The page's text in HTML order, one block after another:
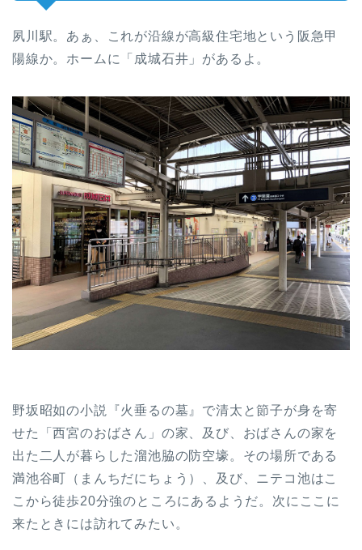
夙川駅。あぁ、これが沿線が高級住宅地という阪急甲
陽線か。ホームに「成城石井」があるよ。
野坂昭如の小説『火垂るの墓』で清太と節子が身を寄
せた「西宮のおばさん」の家、及び、おばさんの家を
出た二人が暮らした溜池脇の防空壕。その場所である
満池谷町（まんちだにちょう）、及び、ニテコ池はこ
こから徒歩20分強のところにあるようだ。次にここに
来たときには訪れてみたい。